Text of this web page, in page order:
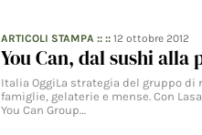
ARTICOLI STAMPA :: ::12 ottobre 2012
You Can, dal sushi alla
Italia OggiLa strategia del gruppo
famiglie, gelaterie e mense. Con
You Can Group…